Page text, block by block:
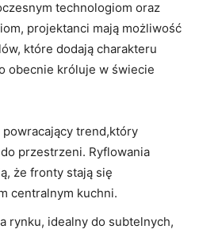
technologiom oraz
projektanci mają możliwość
które dodają charakteru
obecnie króluje w świecie
powracający trend,który
przestrzeni. Ryflowania
że fronty stają się
centralnym kuchni.
rynku, idealny do subtelnych,